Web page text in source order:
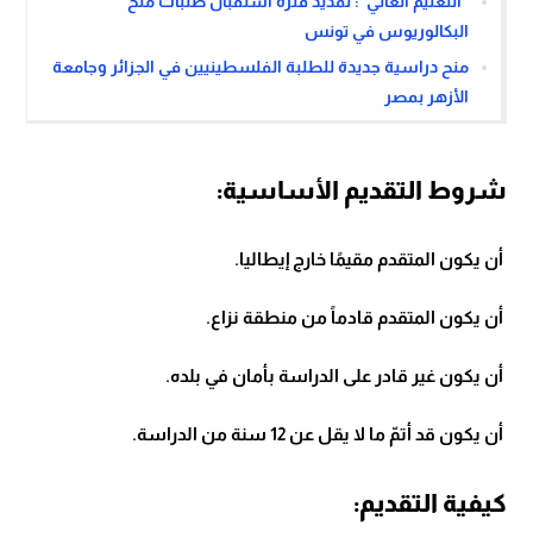
البكالوريوس في تونس
منح دراسية جديدة للطلبة الفلسطينيين في الجزائر وجامعة
الأزهر بمصر
شروط التقديم الأساسية:
أن يكون المتقدم مقيمًا خارج إيطاليا.
أن يكون المتقدم قادماً من منطقة نزاع.
أن يكون غير قادر على الدراسة بأمان في بلده.
أن يكون قد أتمّ ما لا يقل عن 12 سنة من الدراسة.
كيفية التقديم: